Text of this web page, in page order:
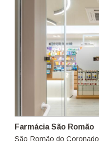
Farmácia São Romão
São Romão do Coronado